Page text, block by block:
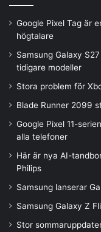
Google Pixel Tag är
högtalare
Samsung Galaxy
tidigare modeller
Stora problem för
Blade Runner 2099
Google Pixel 11-
alla telefoner
Här är nya AI-
Philips
Samsung lanserar
Samsung Galaxy Z
Stor